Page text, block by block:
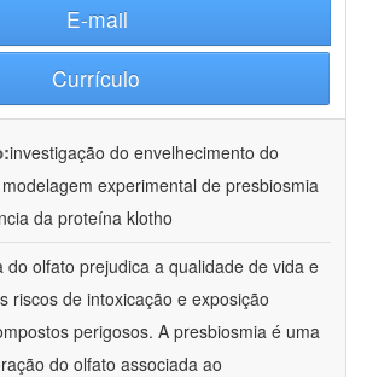
E-mail
Currículo
investigação do envelhecimento do
experimental de presbiosmia
da proteína klotho
do olfato prejudica a qualidade de vida e
riscos de intoxicação e exposição
perigosos. A presbiosmia é uma
do olfato associada ao